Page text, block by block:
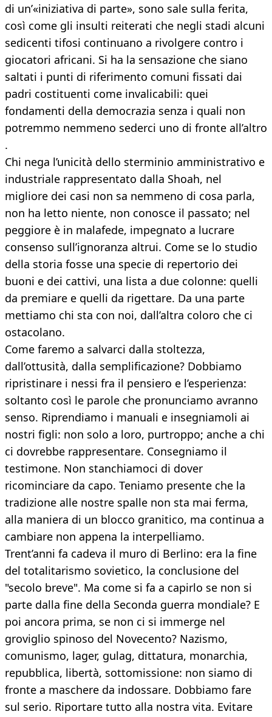
di un’«iniziativa di parte», sono sale sulla ferita,
così come gli insulti reiterati che negli stadi alcuni
sedicenti tifosi continuano a rivolgere contro i
giocatori africani. Si ha la sensazione che siano
saltati i punti di riferimento comuni fissati dai
padri costituenti come invalicabili: quei
fondamenti della democrazia senza i quali non
potremmo nemmeno sederci uno di fronte all’altro
.
Chi nega l’unicità dello sterminio amministrativo e
industriale rappresentato dalla Shoah, nel
migliore dei casi non sa nemmeno di cosa parla,
non ha letto niente, non conosce il passato; nel
peggiore è in malafede, impegnato a lucrare
consenso sull’ignoranza altrui. Come se lo studio
della storia fosse una specie di repertorio dei
buoni e dei cattivi, una lista a due colonne: quelli
da premiare e quelli da rigettare. Da una parte
mettiamo chi sta con noi, dall’altra coloro che ci
ostacolano.
Come faremo a salvarci dalla stoltezza,
dall’ottusità, dalla semplificazione? Dobbiamo
ripristinare i nessi fra il pensiero e l’esperienza:
soltanto così le parole che pronunciamo avranno
senso. Riprendiamo i manuali e insegniamoli ai
nostri figli: non solo a loro, purtroppo; anche a chi
ci dovrebbe rappresentare. Consegniamo il
testimone. Non stanchiamoci di dover
ricominciare da capo. Teniamo presente che la
tradizione alle nostre spalle non sta mai ferma,
alla maniera di un blocco granitico, ma continua a
cambiare non appena la interpelliamo.
Trent’anni fa cadeva il muro di Berlino: era la fine
del totalitarismo sovietico, la conclusione del
"secolo breve". Ma come si fa a capirlo se non si
parte dalla fine della Seconda guerra mondiale? E
poi ancora prima, se non ci si immerge nel
groviglio spinoso del Novecento? Nazismo,
comunismo, lager, gulag, dittatura, monarchia,
repubblica, libertà, sottomissione: non siamo di
fronte a maschere da indossare. Dobbiamo fare
sul serio. Riportare tutto alla nostra vita. Evitare